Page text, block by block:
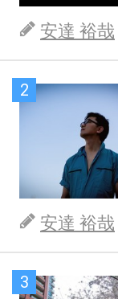
安達 裕哉
2
安達 裕哉
3